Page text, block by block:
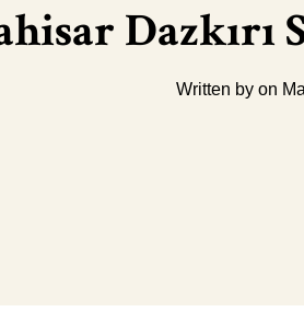
Dazkırı
Written by on